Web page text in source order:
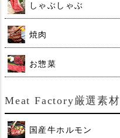
しゃぶしゃぶ
焼肉
お惣菜
Meat Factory厳選素材
国産牛ホルモン